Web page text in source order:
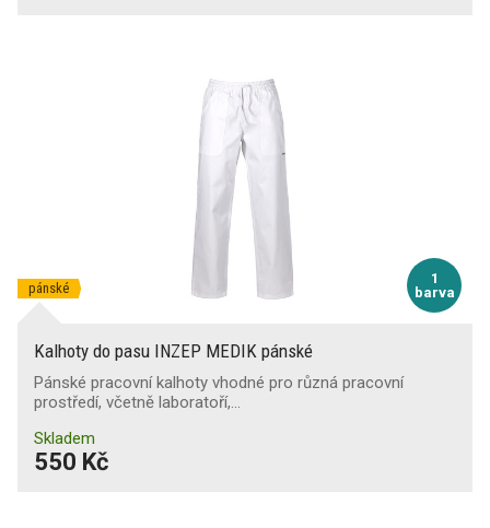
1
barva
pánské
Kalhoty do pasu INZEP MEDIK pánské
Pánské pracovní kalhoty vhodné pro různá pracovní
prostředí, včetně laboratoří,…
Skladem
550 Kč